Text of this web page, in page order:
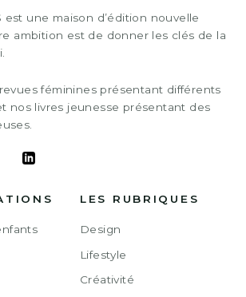
est une maison d’édition nouvelle
ambition est de donner les clés de la
féminines présentant différents
nos livres jeunesse présentant des
LES RUBRIQUES
Design
Lifestyle
Créativité